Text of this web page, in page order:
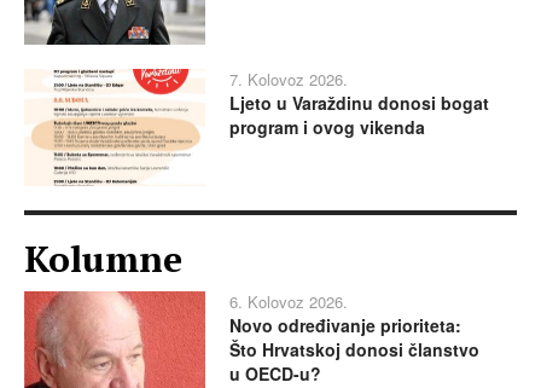
7. Kolovoz 2026.
Ljeto u Varaždinu donosi bogat
program i ovog vikenda
Kolumne
6. Kolovoz 2026.
Novo određivanje prioriteta:
Što Hrvatskoj donosi članstvo
u OECD-u?